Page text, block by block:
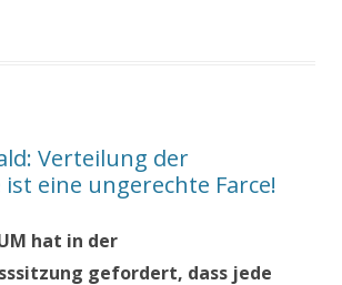
Verteilung der
eine ungerechte Farce!
hat in der
gefordert, dass jede